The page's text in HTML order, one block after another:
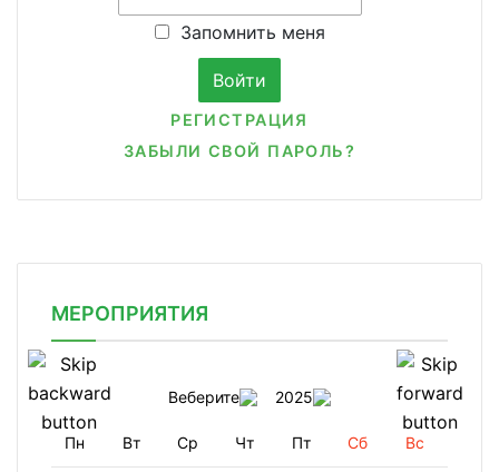
Запомнить меня
РЕГИСТРАЦИЯ
ЗАБЫЛИ СВОЙ ПАРОЛЬ?
МЕРОПРИЯТИЯ
Веберите 2025
Пн Вт Ср Чт Пт Сб Вс